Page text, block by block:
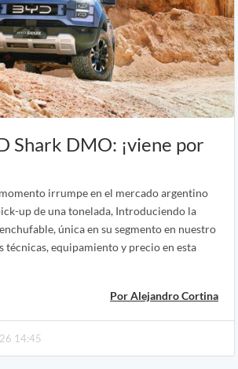
Shark DMO: ¡viene por
irrumpe en el mercado argentino
up de una tonelada, Introduciendo la
única en su segmento en nuestro
técnicas, equipamiento y precio en esta
Por Alejandro Cortina
14:45